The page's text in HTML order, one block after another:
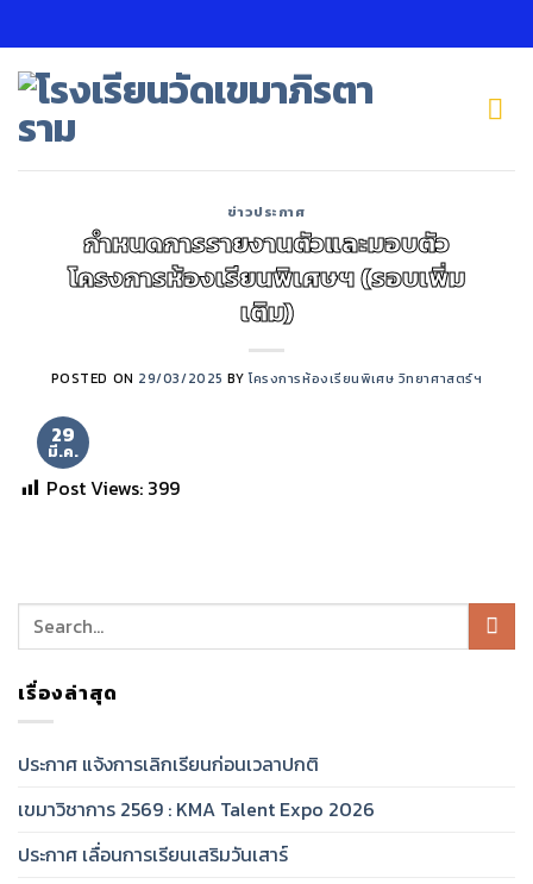
to
content
ข่าวประกาศ
กำหนดการรายงานตัวและมอบตัว
โครงการห้องเรียนพิเศษฯ (รอบเพิ่ม
เติม)
POSTED ON 29/03/2025 BYโครงการห้องเรียนพิเศษ วิทยาศาสตร์ฯ
29
มี.ค.
Post Views: 399
เรื่องล่าสุด
ประกาศ แจ้งการเลิกเรียนก่อนเวลาปกติ
เขมาวิชาการ 2569 : KMA Talent Expo 2026
ประกาศ เลื่อนการเรียนเสริมวันเสาร์